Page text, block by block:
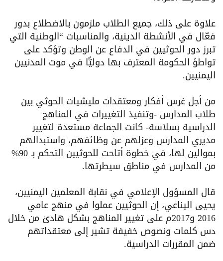
علاوة على ذلك، جميع الطلاب ملزمون بالاضطلاع بدور
فعّال في الأنشطة الدينية، والمناسبات “الوطنية التي
تبرز دور الحوثيين في الدفاع عن الوطن وتؤكد على
تواطؤ الحكومة المعترف بها دوليًّا في موت المدنيين
اليمنيين.
من أجل غرس أفكار ومعتقدات مليشيات الحوثي بين
طلاب المدارس -وتنفيذ التغييرات في المناهج
الدراسية بسلاسة- كانت الجماعة مستعدة لتغيير
مديري المدارس وعزلهم عن وظائفهم، واستبدالهم
بموالين لها، في خطوة أتاحت للحوثيين التحكم بـ 90%
من المدارس في مناطق سيطرتها.
قال المسؤول الإعلامي في نقابة المعلمين اليمنيين،
يحيى اليناعي، إن الحوثيين عملوا في منهج عامي
2016 و2017م على تغيير المناهج بشكل هادئ من خلال
دس كلمات ونصوص خفيفة تشير إلى معتقداتهم
ضمن المقررات الدراسية.